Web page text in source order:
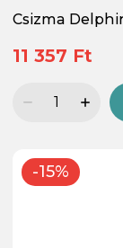
Csizma
11 357 Ft
-15%